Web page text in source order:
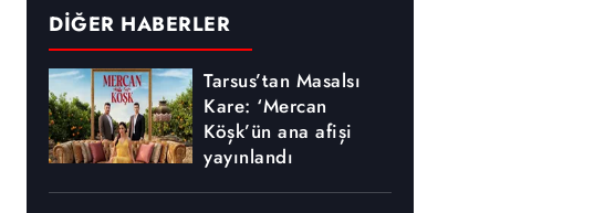
DİĞER HABERLER
Tarsus’tan Masalsı
Kare: ‘Mercan
Köşk’ün ana afişi
yayınlandı